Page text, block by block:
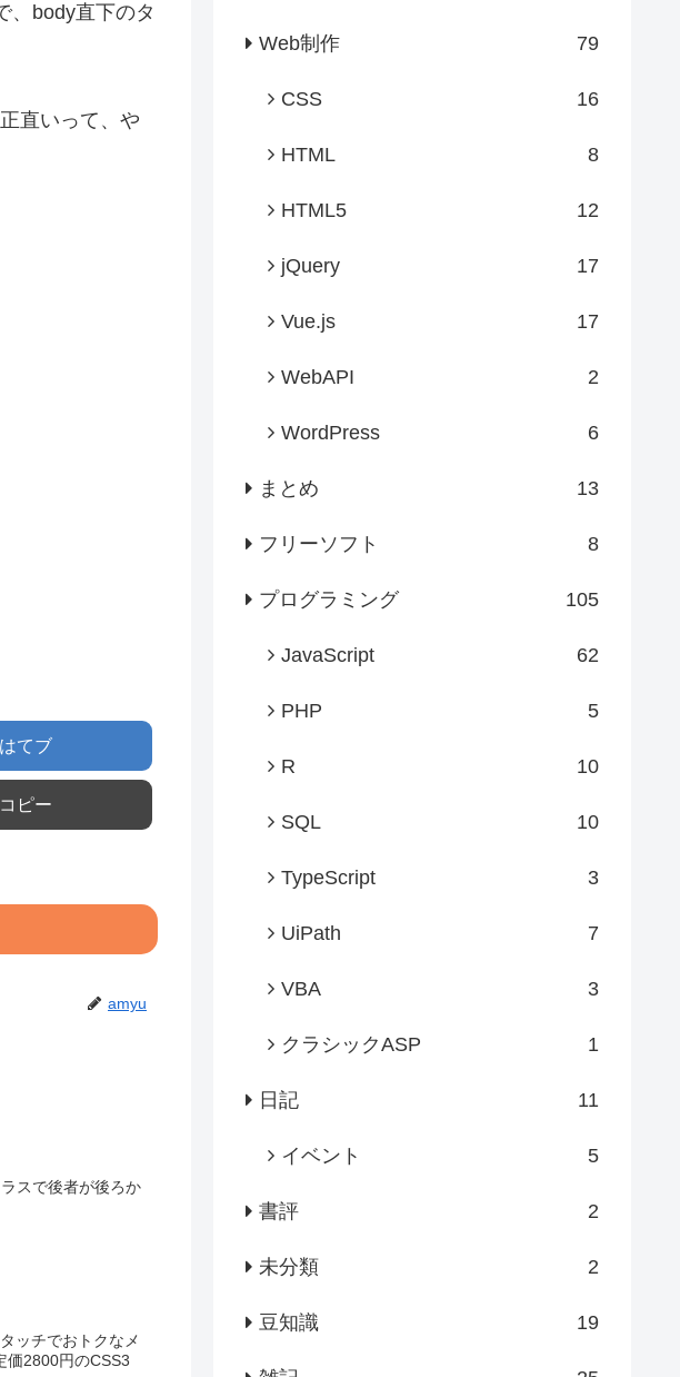
、body直下のタ
直いって、や
はてブ
コピー
amyu
スで後者が後ろか
ッチでおトクなメ
価2800円のCSS3
Web制作 79
CSS 16
HTML 8
HTML5 12
jQuery 17
Vue.js 17
WebAPI 2
WordPress 6
まとめ 13
フリーソフト 8
プログラミング 105
JavaScript 62
PHP 5
R 10
SQL 10
TypeScript 3
UiPath 7
VBA 3
クラシックASP 1
日記 11
イベント 5
書評 2
未分類 2
豆知識 19